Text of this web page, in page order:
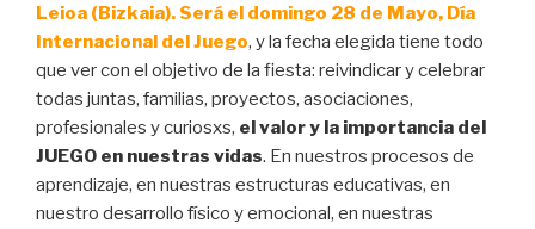
Leioa (Bizkaia). Será el domingo 28 de Mayo, Día
Internacional del Juego, y la fecha elegida tiene todo
que ver con el objetivo de la fiesta: reivindicar y celebrar
todas juntas, familias, proyectos, asociaciones,
profesionales y curiosxs, el valor y la importancia del
JUEGO en nuestras vidas. En nuestros procesos de
aprendizaje, en nuestras estructuras educativas, en
nuestro desarrollo físico y emocional, en nuestras